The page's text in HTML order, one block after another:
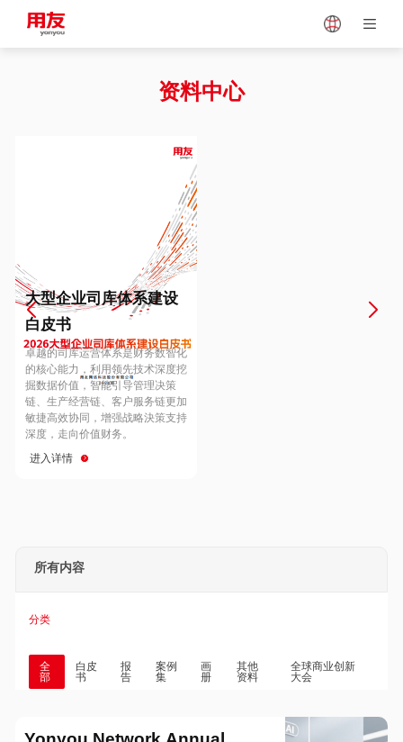
Vietnam
Europe
Hungary
Hong Kong
资料中心
大型企业司库体系建设
白皮书
卓越的司库运营体系是财务数智化
的核心能力，利用领先技术深度挖
掘数据价值，智能引导管理决策
链、生产经营链、客户服务链更加
敏捷高效协同，增强战略決策支持
深度，走向价值财务。
进入详情
所有内容
分类
全
部
白皮
书
报
告
案例
集
画
册
其他
资料
全球商业创新
大会